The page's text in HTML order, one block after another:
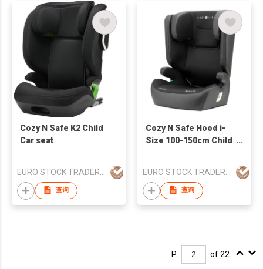
Cozy N Safe K2 Child
Car seat
查询
Cozy N Safe Hood i-
Size 100-150cm Child
查询
P. of 22